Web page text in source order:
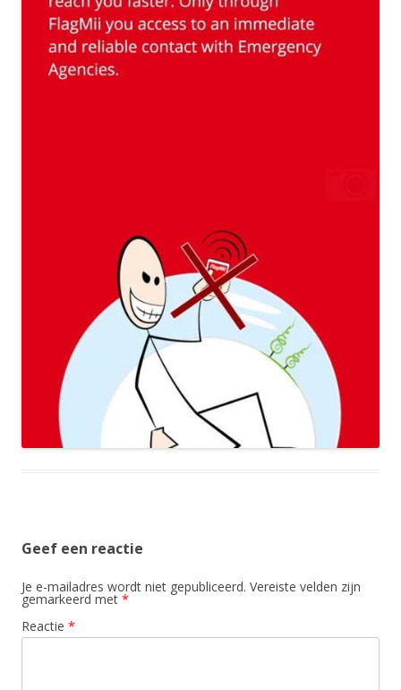
Geef een reactie
Je e-mailadres wordt niet gepubliceerd. Vereiste velden zijn
gemarkeerd met *
Reactie *